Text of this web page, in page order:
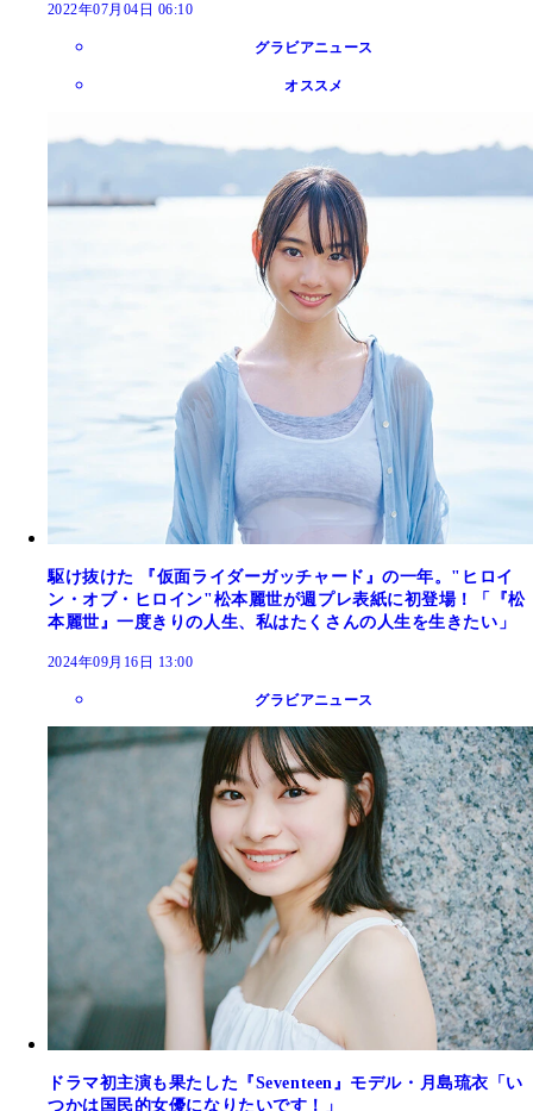
2022年07月04日 06:10
グラビアニュース
オススメ
駆け抜けた 『仮面ライダーガッチャード』の一年。"ヒロイ
ン・オブ・ヒロイン"松本麗世が週プレ表紙に初登場！「『松
本麗世』一度きりの人生、私はたくさんの人生を生きたい」
2024年09月16日 13:00
グラビアニュース
ドラマ初主演も果たした『Seventeen』モデル・月島琉衣「い
つかは国民的女優になりたいです！」